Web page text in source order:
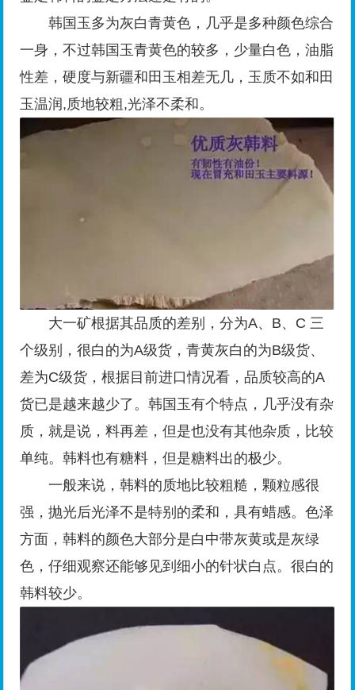
韩国玉多为灰白青黄色，几乎是多种颜色综合
一身，不过韩国玉青黄色的较多，少量白色，油脂
性差，硬度与新疆和田玉相差无几，玉质不如和田
玉温润,质地较粗,光泽不柔和。
大一矿根据其品质的差别，分为A、B、C 三
个级别，很白的为A级货，青黄灰白的为B级货、
差为C级货，根据目前进口情况看，品质较高的A
货已是越来越少了。韩国玉有个特点，几乎没有杂
质，就是说，料再差，但是也没有其他杂质，比较
单纯。韩料也有糖料，但是糖料出的极少。
一般来说，韩料的质地比较粗糙，颗粒感很
强，抛光后光泽不是特别的柔和，具有蜡感。色泽
方面，韩料的颜色大部分是白中带灰黄或是灰绿
色，仔细观察还能够见到细小的针状白点。很白的
韩料较少。